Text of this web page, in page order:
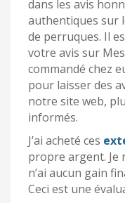
dans les avis
authentiques sur
de perruques. Il
votre avis sur
commandé chez
pour laisser des
notre site web,
informés.
J’ai acheté ces
propre argent. Je
n’ai aucun gain
Ceci est une